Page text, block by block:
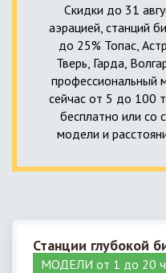
Скидки до 31
аэрацией, станций
до 25% Топас,
Тверь, Гарда,
профессиональный
сейчас от 5 до 100
бесплатно или со
модели и
Станции глубокой
МОДЕЛИ от 1 до 20